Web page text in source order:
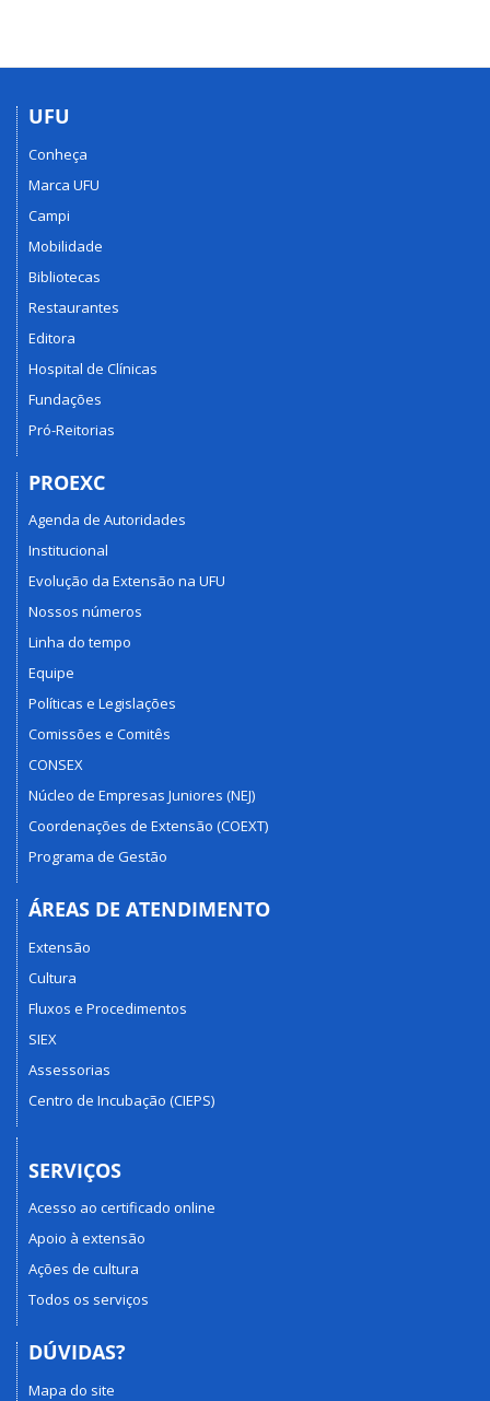
e
Práticas
Culturais
Capparelli”
UFU
Conheça
Marca UFU
Campi
Mobilidade
Bibliotecas
Restaurantes
Editora
Hospital de Clínicas
Fundações
Pró-Reitorias
PROEXC
Agenda de Autoridades
Institucional
Evolução da Extensão na UFU
Nossos números
Linha do tempo
Equipe
Políticas e Legislações
Comissões e Comitês
CONSEX
Núcleo de Empresas Juniores (NEJ)
Coordenações de Extensão (COEXT)
Programa de Gestão
ÁREAS DE ATENDIMENTO
Extensão
Cultura
Fluxos e Procedimentos
SIEX
Assessorias
Centro de Incubação (CIEPS)
SERVIÇOS
Acesso ao certificado online
Apoio à extensão
Ações de cultura
Todos os serviços
DÚVIDAS?
Mapa do site